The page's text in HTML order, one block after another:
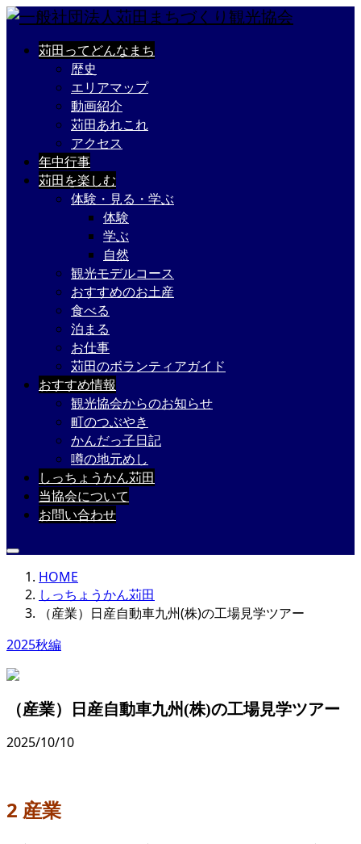
苅田ってどんなまち
歴史
エリアマップ
動画紹介
苅田あれこれ
アクセス
年中行事
苅田を楽しむ
体験・見る・学ぶ
体験
学ぶ
自然
観光モデルコース
おすすめのお土産
食べる
泊まる
お仕事
苅田のボランティアガイド
おすすめ情報
観光協会からのお知らせ
町のつぶやき
かんだっ子日記
噂の地元めし
しっちょうかん苅田
当協会について
お問い合わせ
HOME
しっちょうかん苅田
（産業）日産自動車九州(株)の工場見学ツアー
2025秋編
（産業）日産自動車九州(株)の工場見学ツアー
2025/10/10
2 産業